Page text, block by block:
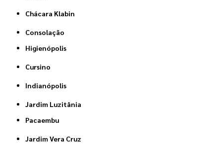
Chácara Klabin
Consolação
Higienópolis
Cursino
Indianópolis
Jardim Luzitânia
Pacaembu
Jardim Vera Cruz